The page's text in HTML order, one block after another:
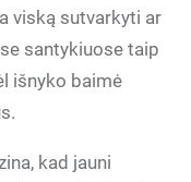
viską sutvarkyti ar
santykiuose taip
išnyko baimė
kad jauni